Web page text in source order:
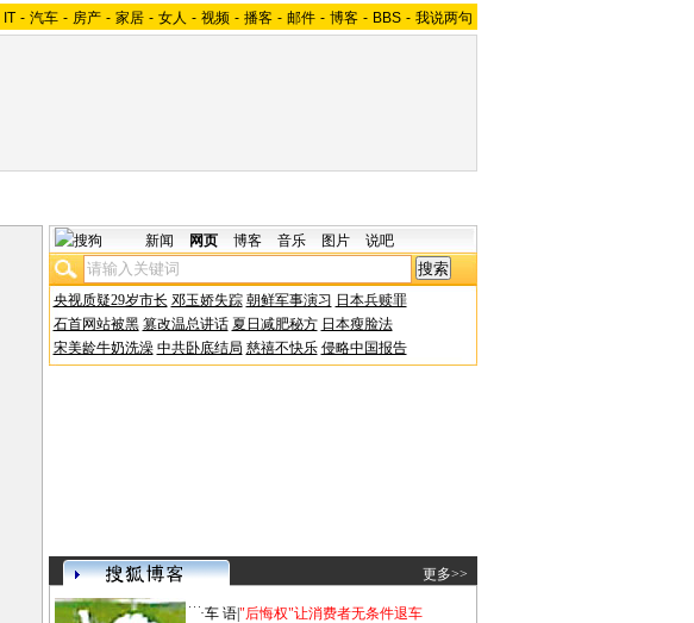
IT - 汽车 - 房产 - 家居 - 女人 - 视频 - 播客 - 邮件 - 博客 - BBS - 我说两句
新闻 网页 博客 音乐 图片 说吧
央视质疑29岁市长 邓玉娇失踪 朝鲜军事演习 日本兵赎罪
石首网站被黑 篡改温总讲话 夏日减肥秘方 日本瘦脸法
宋美龄牛奶洗澡 中共卧底结局 慈禧不快乐 侵略中国报告
更多>>
·车 语|"后悔权"让消费者无条件退车